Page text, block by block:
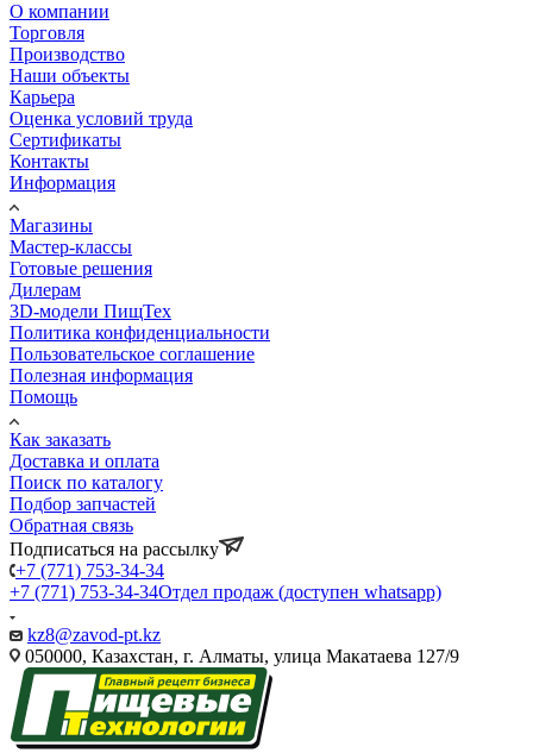
О компании
Торговля
Производство
Наши объекты
Карьера
Оценка условий труда
Сертификаты
Контакты
Информация
Магазины
Мастер-классы
Готовые решения
Дилерам
3D-модели ПищТех
Политика конфиденциальности
Пользовательское соглашение
Полезная информация
Помощь
Как заказать
Доставка и оплата
Поиск по каталогу
Подбор запчастей
Обратная связь
Подписаться на рассылку
+7 (771) 753-34-34
+7 (771) 753-34-34Отдел продаж (доступен whatsapp)
kz8@zavod-pt.kz
050000, Казахстан, г. Алматы, улица Макатаева 127/9